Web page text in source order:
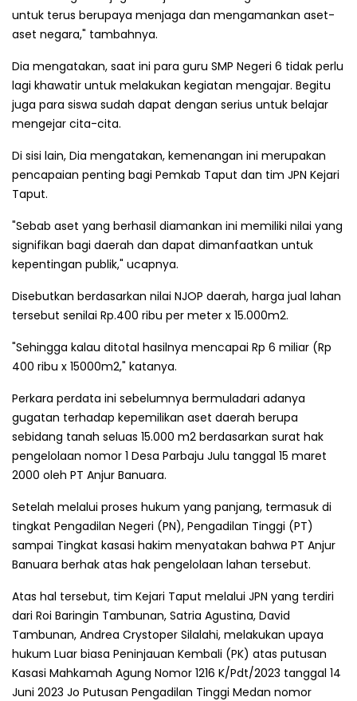
untuk terus berupaya menjaga dan mengamankan aset-
aset negara," tambahnya.
Dia mengatakan, saat ini para guru SMP Negeri 6 tidak perlu
lagi khawatir untuk melakukan kegiatan mengajar. Begitu
juga para siswa sudah dapat dengan serius untuk belajar
mengejar cita-cita.
Di sisi lain, Dia mengatakan, kemenangan ini merupakan
pencapaian penting bagi Pemkab Taput dan tim JPN Kejari
Taput.
"Sebab aset yang berhasil diamankan ini memiliki nilai yang
signifikan bagi daerah dan dapat dimanfaatkan untuk
kepentingan publik," ucapnya.
Disebutkan berdasarkan nilai NJOP daerah, harga jual lahan
tersebut senilai Rp.400 ribu per meter x 15.000m2.
"Sehingga kalau ditotal hasilnya mencapai Rp 6 miliar (Rp
400 ribu x 15000m2," katanya.
Perkara perdata ini sebelumnya bermuladari adanya
gugatan terhadap kepemilikan aset daerah berupa
sebidang tanah seluas 15.000 m2 berdasarkan surat hak
pengelolaan nomor 1 Desa Parbaju Julu tanggal 15 maret
2000 oleh PT Anjur Banuara.
Setelah melalui proses hukum yang panjang, termasuk di
tingkat Pengadilan Negeri (PN), Pengadilan Tinggi (PT)
sampai Tingkat kasasi hakim menyatakan bahwa PT Anjur
Banuara berhak atas hak pengelolaan lahan tersebut.
Atas hal tersebut, tim Kejari Taput melalui JPN yang terdiri
dari Roi Baringin Tambunan, Satria Agustina, David
Tambunan, Andrea Crystoper Silalahi, melakukan upaya
hukum Luar biasa Peninjauan Kembali (PK) atas putusan
Kasasi Mahkamah Agung Nomor 1216 K/Pdt/2023 tanggal 14
Juni 2023 Jo Putusan Pengadilan Tinggi Medan nomor